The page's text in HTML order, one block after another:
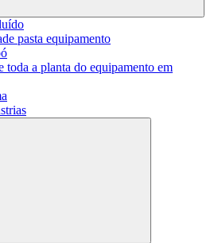
pasta equipamento
toda a planta do equipamento em